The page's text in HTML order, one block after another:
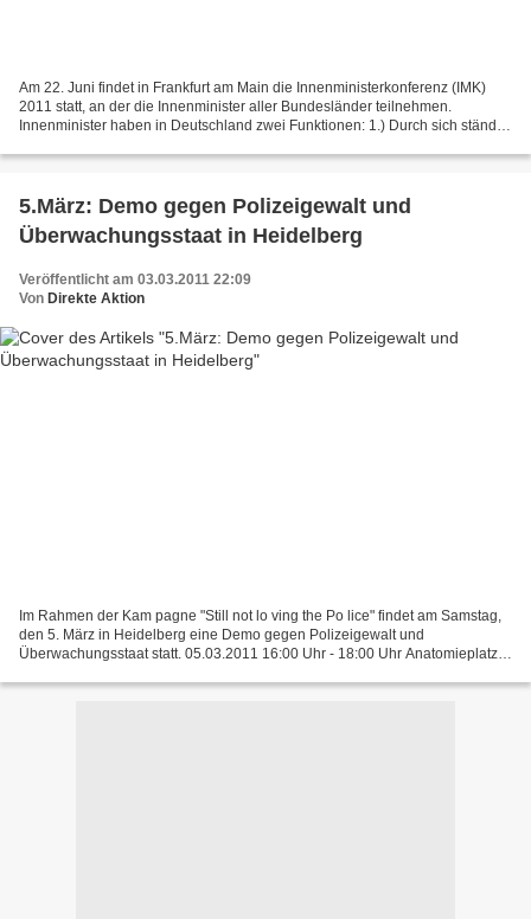
Am 22. Juni findet in Frankfurt am Main die Innenministerkonferenz (IMK)
2011 statt, an der die Innenminister aller Bundesländer teilnehmen.
Innenminister haben in Deutschland zwei Funktionen: 1.) Durch sich ständig
5.März: Demo gegen Polizeigewalt und
Überwachungsstaat in Heidelberg
Veröffentlicht am 03.03.2011 22:09
Von Direkte Aktion
Im Rahmen der Kam pagne "Still not lo ving the Po lice" findet am Samstag,
den 5. März in Heidelberg eine Demo gegen Polizeigewalt und
Überwachungsstaat statt. 05.03.2011 16:00 Uhr - 18:00 Uhr Anatomieplatz -